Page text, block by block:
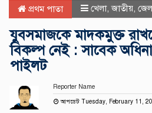
প্রথম পাতা খেলা,জাতীয়
যুবসমাজকে মাদকমুক্ত
বিকল্প নেই : সাবেক
পাইলট
Reporter Name
আপডেট Tuesday, February 11,